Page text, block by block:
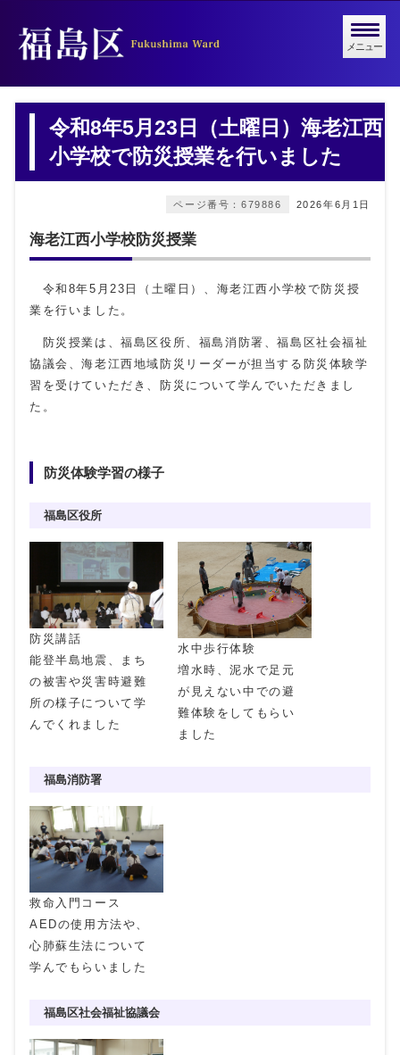
メニュー
令和8年5月23日（土曜日）海老江西
小学校で防災授業を行いました
2026年6月1日
ページ番号：679886
海老江西小学校防災授業
令和8年5月23日（土曜日）、海老江西小学校で防災授
業を行いました。
防災授業は、福島区役所、福島消防署、福島区社会福祉
協議会、海老江西地域防災リーダーが担当する防災体験学
習を受けていただき、防災について学んでいただきまし
た。
防災体験学習の様子
福島区役所
防災講話
能登半島地震、まち
の被害や災害時避難
所の様子について学
んでくれました
水中歩行体験
増水時、泥水で足元
が見えない中での避
難体験をしてもらい
ました
福島消防署
救命入門コース
AEDの使用方法や、
心肺蘇生法について
学んでもらいました
福島区社会福祉協議会